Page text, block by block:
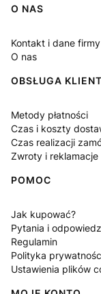
Linki w
O NAS
Kontakt i dane firmy
O nas
OBSŁUGA
Metody płatności
Czas i koszty
Czas realizacji
Zwroty i reklamacje
POMOC
Jak kupować?
Pytania i
Regulamin
Polityka
Ustawienia plików